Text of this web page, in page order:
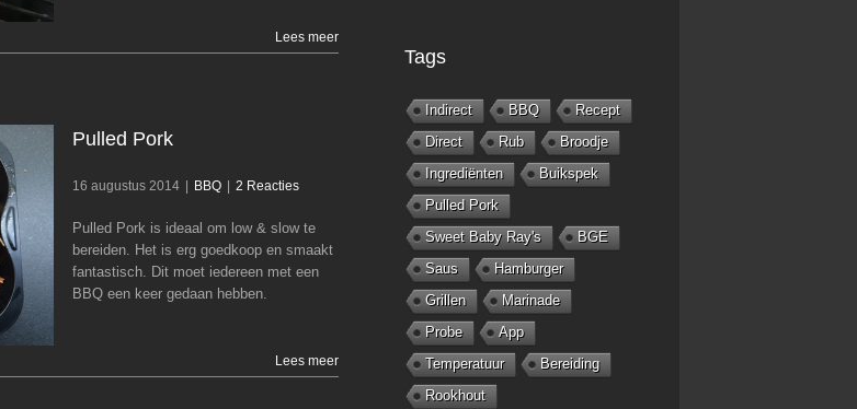
Lees meer
Pulled Pork
BBQ
Pulled Pork
16 augustus 2014 BBQ 2 Reacties
Pulled Pork is ideaal om low & slow te
bereiden. Het is erg goedkoop en smaakt
fantastisch. Dit moet iedereen met een
BBQ een keer gedaan hebben.
Lees meer
Tags
Indirect BBQ
Recept
Direct
Rub
Broodje
Ingrediënten
Buikspek
Pulled Pork
Sweet Baby Ray's
BGE
Saus
Hamburger
Grillen
Marinade
Probe
App
Temperatuur
Bereiding
Rookhout